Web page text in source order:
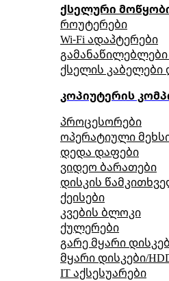
ქსელური
როუტერები
Wi-Fi ადაპტერები
გამანაწილებლები
ქსელის კაბელები
კოპიუტერის
პროცესორები
ოპერატიული
დედა დაფები
ვიდეო ბარათები
დისკის
ქეისები
კვების ბლოკი
ქულერები
გარე მყარი
მყარი დისკები/
IT აქსესუარები